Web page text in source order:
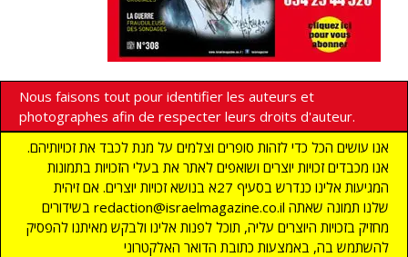
Nous faisons tout pour identifier les auteurs et
photographes afin de respecter leurs droits d'auteur.
אנו עושים הכל כדי לזהות סופרים וצלמים על מנת לכבד את זכויותיהם.
אנו מכבדים זכויות יוצרים ושואפים לאתר את בעלי הזכויות בתמונות
המגיעות אלינו כנדרש בסעיף 27א בנושא זכויות יוצרים. אם זיהית
בשידורים redaction@israelmagazine.co.il שלנו תמונה שאתה
מחזיק בזכויות היוצרים עליה, תוכל לפנות אלינו ולבקש מאיתנו להפסיק
להשתמש בה, באמצעות כתובת הדואר האלקטרוני